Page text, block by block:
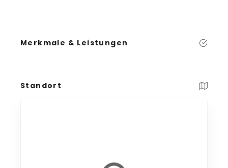
Merkmale & Leistungen
Standort